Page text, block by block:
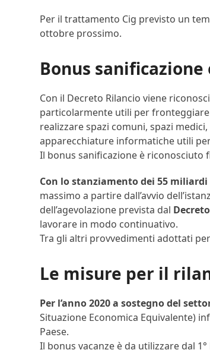
Per il trattamento Cig previsto un
ottobre prossimo.
Bonus
Con il Decreto Rilancio viene
particolarmente utili per
realizzare spazi comuni, spazi
apparecchiature informatiche utili
Il bonus sanificazione è riconosciuto
Con lo stanziamento dei 55
massimo a partire dall’avvio
dell’agevolazione prevista dal
lavorare in modo continuativo.
Tra gli altri provvedimenti adottati
Le misure per il
Per l’anno 2020 a sostegno del
Situazione Economica Equivalente)
Paese.
Il bonus vacanze è da utilizzare dal